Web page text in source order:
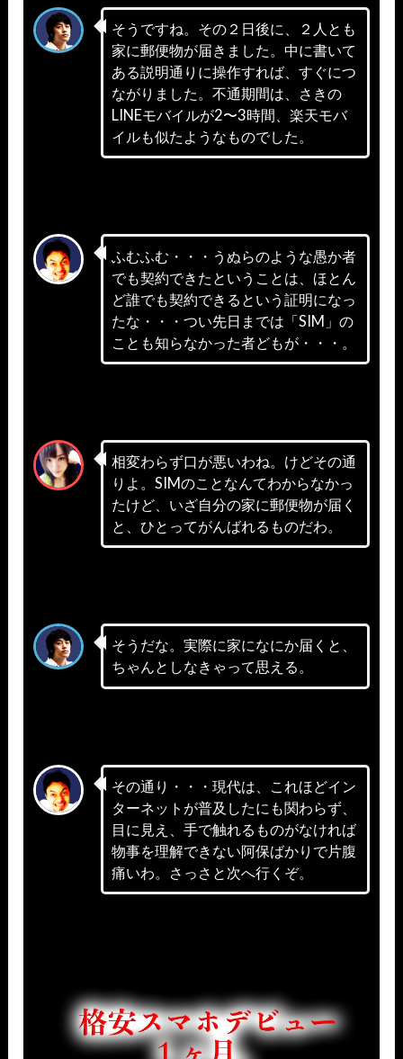
そうですね。その２日後に、２人とも
家に郵便物が届きました。中に書いて
ある説明通りに操作すれば、すぐにつ
ながりました。不通期間は、さきの
LINEモバイルが2〜3時間、楽天モバ
イルも似たようなものでした。
ふむふむ・・・うぬらのような愚か者
でも契約できたということは、ほとん
ど誰でも契約できるという証明になっ
たな・・・つい先日までは「SIM」の
ことも知らなかった者どもが・・・。
相変わらず口が悪いわね。けどその通
りよ。SIMのことなんてわからなかっ
たけど、いざ自分の家に郵便物が届く
と、ひとってがんばれるものだわ。
そうだな。実際に家になにか届くと、
ちゃんとしなきゃって思える。
その通り・・・現代は、これほどイン
ターネットが普及したにも関わらず、
目に見え、手で触れるものがなければ
物事を理解できない阿保ばかりで片腹
痛いわ。さっさと次へ行くぞ。